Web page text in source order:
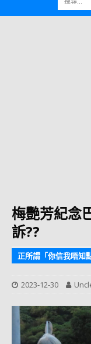
梅艷芳紀念
訴??
正所謂「你信我唔知
2023-12-30